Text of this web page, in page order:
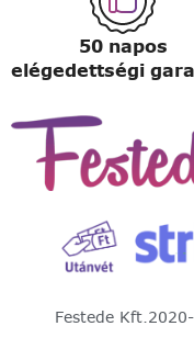
50 napos
elégedettségi
Festede Kft.